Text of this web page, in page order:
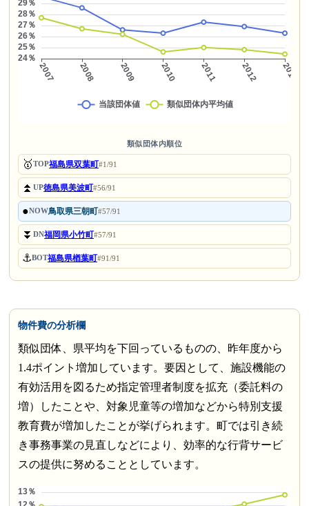
類似団体内順位
🥇TOP福島県双葉町#1/91
⏫UP徳島県美波町#56/91
●NOW鳥取県三朝町#57/91
⏬DN福岡県小竹町#57/91
⚓BOT福島県楢葉町#91/91
物件費の分析欄
類似団体、県平均を下回っているものの、昨年度から
1.4ポイント増加しています。要因として、施設機能の
有効活用を図るため指定管理者制度を拡充（委託料の
増）したことや、対象児童等の増加などから特別支援
教育費が増加したことが挙げられます。町では引き続
き事務事業の見直しなどにより、効率的な行背サービ
スの提供に努めることとしています。